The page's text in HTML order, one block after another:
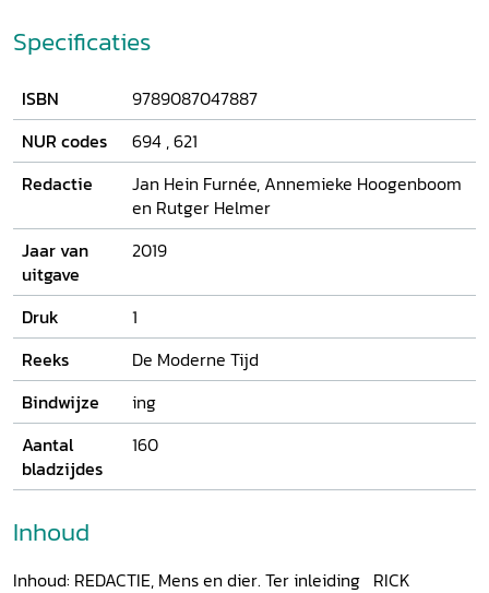
mens en dier enerzijds empathischer werd, zoals in de
opkomst van de dierenbescherming en de omgang met
zoals in de vleesindustrie. De bijdragen gaan over dieren in
leven en werk van schrijvers als Bilderdijk en Heijermans,
de Diplodocus-diplomatie van Andrew Carnegie, het
hondenbeleid onder keizer Wilhelm II, praktijken en
debatten rondom het doden van dieren en observaties van
vogelliefhebbers die suggereerden dat in de natuur niet
uitsluitend de wet van de sterkste geldt.
Specificaties
ISBN
9789087047887
NUR codes
694 ,621
Redactie
Jan Hein Furnée, Annemieke Hoogenboom
en Rutger Helmer
Jaar van
uitgave
2019
Druk
1
Reeks
De Moderne Tijd
Bindwijze
ing
Aantal
bladzijdes
160
Inhoud
Inhoud: REDACTIE, Mens en dier. Ter inleiding RICK